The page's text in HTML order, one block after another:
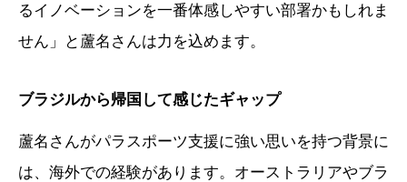
るイノベーションを一番体感しやすい部署かもしれま
せん」と蘆名さんは力を込めます。
ブラジルから帰国して感じたギャップ
蘆名さんがパラスポーツ支援に強い思いを持つ背景に
は、海外での経験があります。オーストラリアやブラ